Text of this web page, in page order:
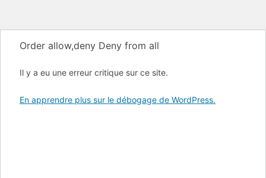
Order allow,deny Deny from all
Il y a eu une erreur critique sur ce site.
En apprendre plus sur le débogage de WordPress.